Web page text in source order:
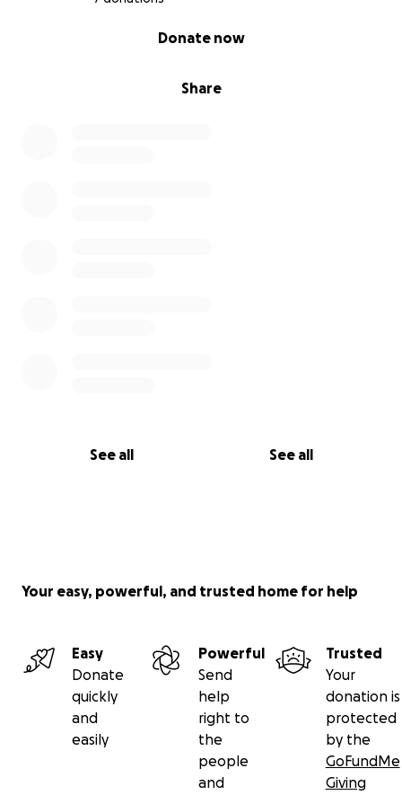
Share
Donate now
See all See all
Your easy, powerful, and trusted home for help
Easy
Donate
quickly
and
easily
Powerful
Send
help
right to
the
people
and
Trusted
Your
donation is
protected
by the
GoFundMe
Giving